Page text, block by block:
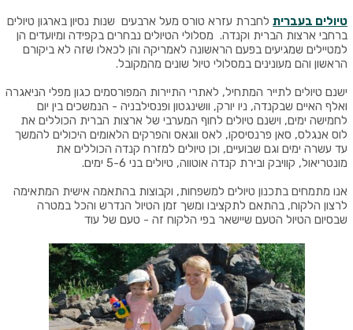
טיולים בעבריתלחברת עזרא טורס מעל ארבעים שנות נסיון בארגון טיולים
ברחבי ארצות הברית וקנדה. מסלולי הטיולים נבחרים בקפידה ומיועדים הן
למטיילים שמגיעים בפעם הראשונה לאמריקה והן לכאלו שזה לא ביקורם
הראשון והם מעונינים במסלולי טיול שונים מהמקובל.
ישנם טיולים לתייר המתחיל, לאתרי התיירות המפורסמים כגון מפלי הניאגרה
ואלף האיים שבקנדה, ניו יורק, וושינגטון ופנסילבניה - הנמשכים בין יום
לחמישה ימים, וישנם טיולים לחוף המערבי של ארצות הברית הכוללים את
לוס אנגלס, סאן פרנסיסקו, לאס ווגאס והפרקים הלאומים היכולים להמשך
עד עשרה ימים וגם שבועיים, וכן טיולים למזרח קנדה הכוללים את
מונטריאול, קוויבק ובירת קנדה אוטווה, טיולים בני 5-6 ימים.
אנו מתמחים בתכנון טיולים למשפחות, וקבוצות בהתאמה אישית המתאימה
לרצון הלקוח, בהתאם לתקציבו ומשך זמן הטיול הנדרש והכל במטרה
שבסיום הטיול הטעם שיישאר בפי הלקוח זה - טעם של עוד